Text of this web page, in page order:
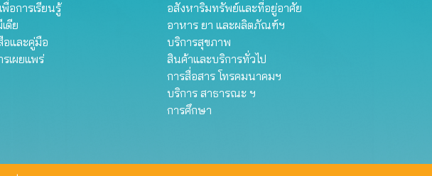
พื่อการเรียนรู้
ดีย
และคู่มือ
รเผยแพร่
อสังหาริมทรัพย์และที่อยู่อาศัย
อาหาร ยา และผลิตภัณฑ์ฯ
บริการสุขภาพ
สินค้าและบริการทั่วไป
การสื่อสาร โทรคมนาคมฯ
บริการ สาธารณะ ฯ
การศึกษา